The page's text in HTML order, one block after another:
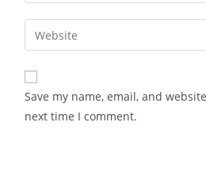
Save my name, email, and
next time I comment.